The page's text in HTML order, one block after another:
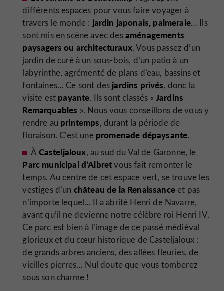
différents espaces pour vous faire voyager à
travers le monde : jardin japonais, palmeraie… Ils
sont mis en scène avec desaménagements
paysagers ou architecturaux. Vous passez d’un
jardin de curé à un sous-bois, d’un patio à un
labyrinthe, agrémenté de plans d’eau, bassins et
fontaines… Ce sont des jardins privés, donc la
visite est payante. Ils sont classés « Jardins
Remarquables ». Nous vous conseillons de vous y
rendre au printemps, durant la période de
floraison. C’est une promenade dépaysante.
À Casteljaloux, au sud du Val de Garonne, le
Parc municipal d’Albretvous fait remonter le
temps. Au centre de cet espace vert, se trouve les
vestiges d’un château de la Renaissanceet pas
n’importe lequel… Il a abrité Henri de Navarre,
avant qu’il ne devienne notre célèbre roi Henri IV.
Ce parc est bien à l’image de ce passé médiéval
glorieux et du cœur historique de Casteljaloux :
de grands arbres anciens, des allées fleuries, de
vieilles pierres… Nul doute que vous tomberez
sous son charme !